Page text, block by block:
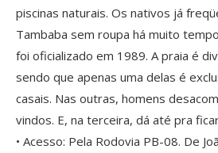
piscinas naturais. Os nativos já
Tambaba sem roupa há muito
foi oficializado em 1989. A praia é
sendo que apenas uma delas é
casais. Nas outras, homens
vindos. E, na terceira, dá até pra
• Acesso: Pela Rodovia PB-08. De